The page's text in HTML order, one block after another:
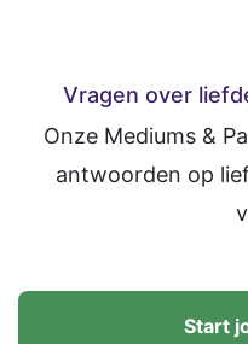
Vragen over
Onze Mediums &
antwoorden op
Start